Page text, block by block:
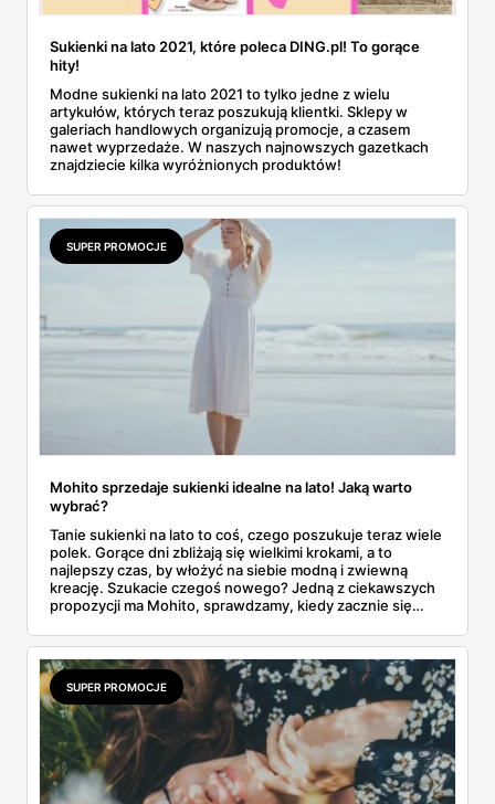
Sukienki na lato 2021, które poleca DING.pl! To gorące
hity!
Modne sukienki na lato 2021 to tylko jedne z wielu
artykułów, których teraz poszukują klientki. Sklepy w
galeriach handlowych organizują promocje, a czasem
nawet wyprzedaże. W naszych najnowszych gazetkach
znajdziecie kilka wyróżnionych produktów!
SUPER PROMOCJE
Mohito sprzedaje sukienki idealne na lato! Jaką warto
wybrać?
Tanie sukienki na lato to coś, czego poszukuje teraz wiele
polek. Gorące dni zbliżają się wielkimi krokami, a to
najlepszy czas, by włożyć na siebie modną i zwiewną
kreację. Szukacie czegoś nowego? Jedną z ciekawszych
propozycji ma Mohito, sprawdzamy, kiedy zacznie się
SUPER PROMOCJE